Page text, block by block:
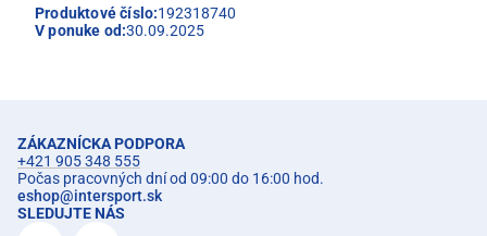
Produktové číslo:192318740
V ponuke od:30.09.2025
ZÁKAZNÍCKA PODPORA
+421 905 348 555
Počas pracovných dní od 09:00 do 16:00 hod.
eshop@intersport.sk
SLEDUJTE NÁS